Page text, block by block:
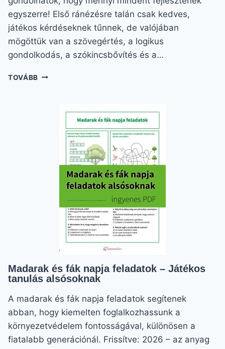
egyszerre! Első ránézésre talán csak kedves,
játékos kérdéseknek tűnnek, de valójában
mögöttük van a szövegértés, a logikus
gondolkodás, a szókincsbővítés és a…
TOVÁBB TALÁLÓS
IZGALMAS
TÉMAKÖRBEN
Madarak és fák napja feladatok – Játékos
tanulás alsósoknak
A madarak és fák napja feladatok segítenek
abban, hogy kiemelten foglalkozhassunk a
környezetvédelem fontosságával, különösen a
fiatalabb generációnál. Frissítve: 2026 – az anyag